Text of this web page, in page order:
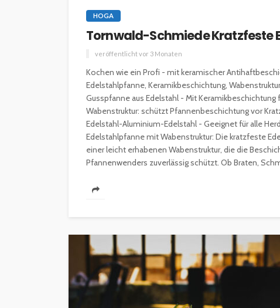
HOGA
Tornwald-Schmiede Kratzfeste
veröffentlicht vor 3 Monaten
Kochen wie ein Profi - mit keramischer
Edelstahlpfanne, Keramikbeschichtung,
Gusspfanne aus Edelstahl - Mit
Wabenstruktur: schützt Pfannenbeschichtung vor
Edelstahl-Aluminium-Edelstahl - Geeignet für alle
Edelstahlpfanne mit Wabenstruktur: Die kratzfeste
einer leicht erhabenen Wabenstruktur, die die
Pfannenwenders zuverlässig schützt. Ob Braten,
Kapital in
investieren beginnen?
veröffentlicht vor 5 Jahren